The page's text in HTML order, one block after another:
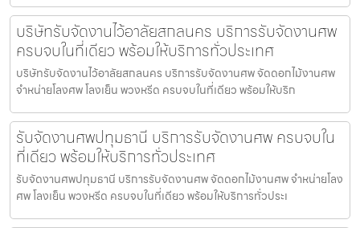
บริษัทรับจัดงานไว้อาลัยสกลนคร บริการรับจัดงานศพ
ครบจบในที่เดียว พร้อมให้บริการทั่วประเทศ
บริษัทรับจัดงานไว้อาลัยสกลนคร บริการรับจัดงานศพ จัดดอกไม้งานศพ
จำหน่ายโลงศพ โลงเย็น พวงหรีด ครบจบในที่เดียว พร้อมให้บริก
รับจัดงานศพปทุมธานี บริการรับจัดงานศพ ครบจบใน
ที่เดียว พร้อมให้บริการทั่วประเทศ
รับจัดงานศพปทุมธานี บริการรับจัดงานศพ จัดดอกไม้งานศพ จำหน่ายโลง
ศพ โลงเย็น พวงหรีด ครบจบในที่เดียว พร้อมให้บริการทั่วประเ